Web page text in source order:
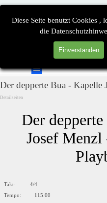
Diese Seite benutzt Cookies ,
die
Einverstanden
Direkt zum Seiteninhalt
Der depperte Bua -
Detailseiten
Der
Josef
Takt: 4/4
Tempo: 115.00